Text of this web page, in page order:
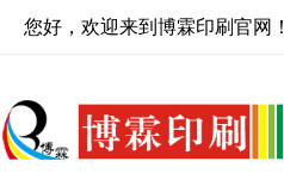
您好，欢迎来到博霖印刷官网！